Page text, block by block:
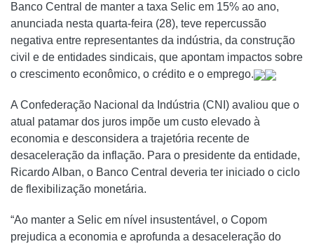
Banco Central de manter a taxa Selic em 15% ao ano,
anunciada nesta quarta-feira (28), teve repercussão
negativa entre representantes da indústria, da construção
civil e de entidades sindicais, que apontam impactos sobre
o crescimento econômico, o crédito e o emprego.
A Confederação Nacional da Indústria (CNI) avaliou que o
atual patamar dos juros impõe um custo elevado à
economia e desconsidera a trajetória recente de
desaceleração da inflação. Para o presidente da entidade,
Ricardo Alban, o Banco Central deveria ter iniciado o ciclo
de flexibilização monetária.
“Ao manter a Selic em nível insustentável, o Copom
prejudica a economia e aprofunda a desaceleração do